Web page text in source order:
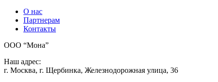
О нас
Партнерам
Контакты
ООО “Мона”
Наш адрес:
г. Москва, г. Щербинка, Железнодорожная улица, 36